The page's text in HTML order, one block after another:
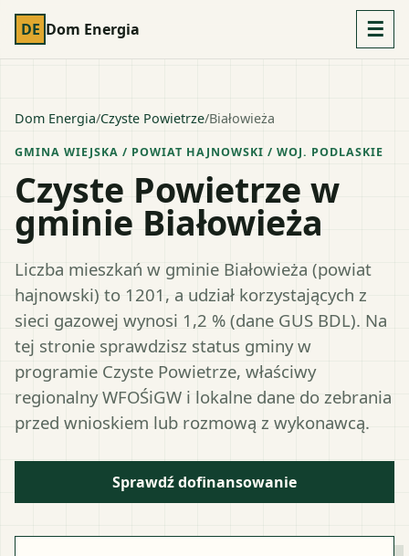
DE Dom Energia ☰
Dom Energia/Czyste Powietrze/Białowieża
GMINA WIEJSKA / POWIAT HAJNOWSKI / WOJ. PODLASKIE
Czyste Powietrze w
gminie Białowieża
Liczba mieszkań w gminie Białowieża (powiat
hajnowski) to 1201, a udział korzystających z
sieci gazowej wynosi 1,2 % (dane GUS BDL). Na
tej stronie sprawdzisz status gminy w
programie Czyste Powietrze, właściwy
regionalny WFOŚiGW i lokalne dane do zebrania
przed wnioskiem lub rozmową z wykonawcą.
Sprawdź dofinansowanie